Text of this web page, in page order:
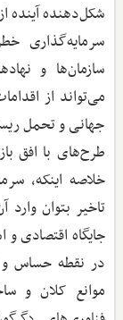
شکل‌دهنده آینده
سازمان‌ها و
می‌تواند از
جهانی و تحمل
خلاصه اینکه،
تاخیر بتوان
جایگاه اقتصادی
در نقطه حساس و
موانع کلان و